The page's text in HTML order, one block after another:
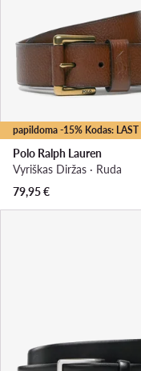
papildoma -15% Kodas: LAST
Polo Ralph Lauren
Vyriškas Diržas · Ruda
79,95€